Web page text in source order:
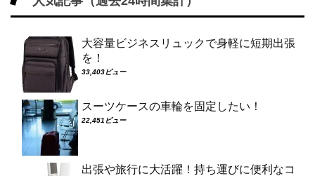
大容量ビジネスリュックで身軽に短期出張
を！
33,403ビュー
スーツケースの車輪を固定したい！
22,451ビュー
出張や旅行に大活躍！持ち運びに便利なコ